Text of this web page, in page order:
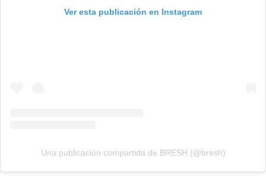
Ver esta publicación en Instagram
Una publicación compartida de BRESH (@bresh)